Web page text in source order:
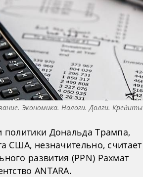
Экономика. Налоги. Долги. Кредиты
Дональда Трампа,
США, незначительно, считает
развития (PPN) Рахмат
ANTARA.